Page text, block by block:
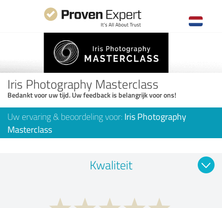
Iris Photography Masterclass
Bedankt voor uw tijd. Uw feedback is belangrijk voor ons!
Uw ervaring & beoordeling voor: Iris Photography
Masterclass
Kwaliteit